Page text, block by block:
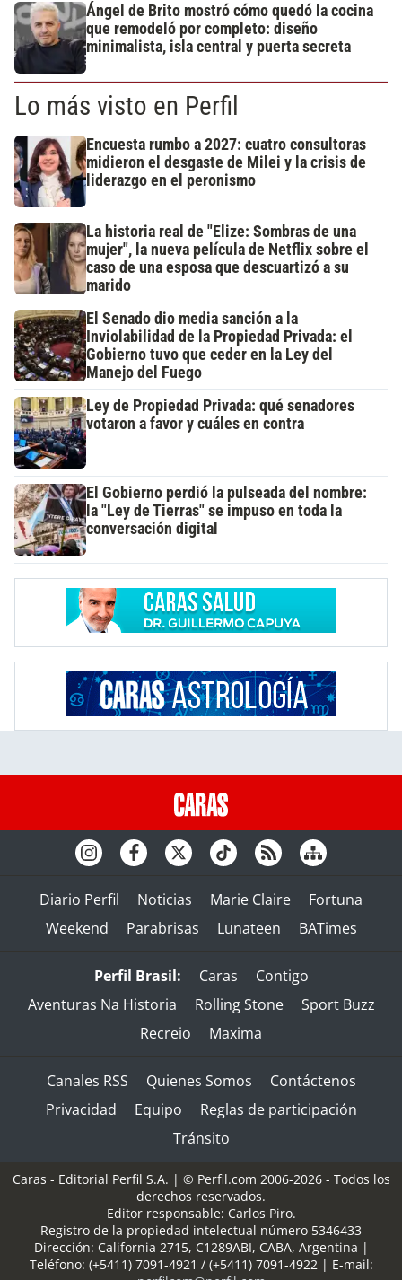
Ángel de Brito mostró cómo quedó la cocina
que remodeló por completo: diseño
minimalista, isla central y puerta secreta
Lo más visto en Perfil
Encuesta rumbo a 2027: cuatro consultoras
midieron el desgaste de Milei y la crisis de
liderazgo en el peronismo
La historia real de "Elize: Sombras de una
mujer", la nueva película de Netflix sobre el
caso de una esposa que descuartizó a su
marido
El Senado dio media sanción a la
Inviolabilidad de la Propiedad Privada: el
Gobierno tuvo que ceder en la Ley del
Manejo del Fuego
Ley de Propiedad Privada: qué senadores
votaron a favor y cuáles en contra
El Gobierno perdió la pulseada del nombre:
la "Ley de Tierras" se impuso en toda la
conversación digital
Diario Perfil Noticias Marie Claire
Fortuna
Weekend
Parabrisas Lunateen BATimes
Perfil Brasil: Caras
Contigo
Aventuras Na Historia
Rolling Stone
Sport Buzz
Recreio
Maxima
Canales RSS Quienes Somos
Contáctenos
Privacidad
Equipo
Reglas de participación
Tránsito
Caras - Editorial Perfil S.A. | © Perfil.com 2006-2026 - Todos los
derechos reservados.
Editor responsable: Carlos Piro.
Registro de la propiedad intelectual número 5346433
Dirección: California 2715, C1289ABI, CABA, Argentina |
Teléfono: (+5411) 7091-4921 / (+5411) 7091-4922| E-mail: